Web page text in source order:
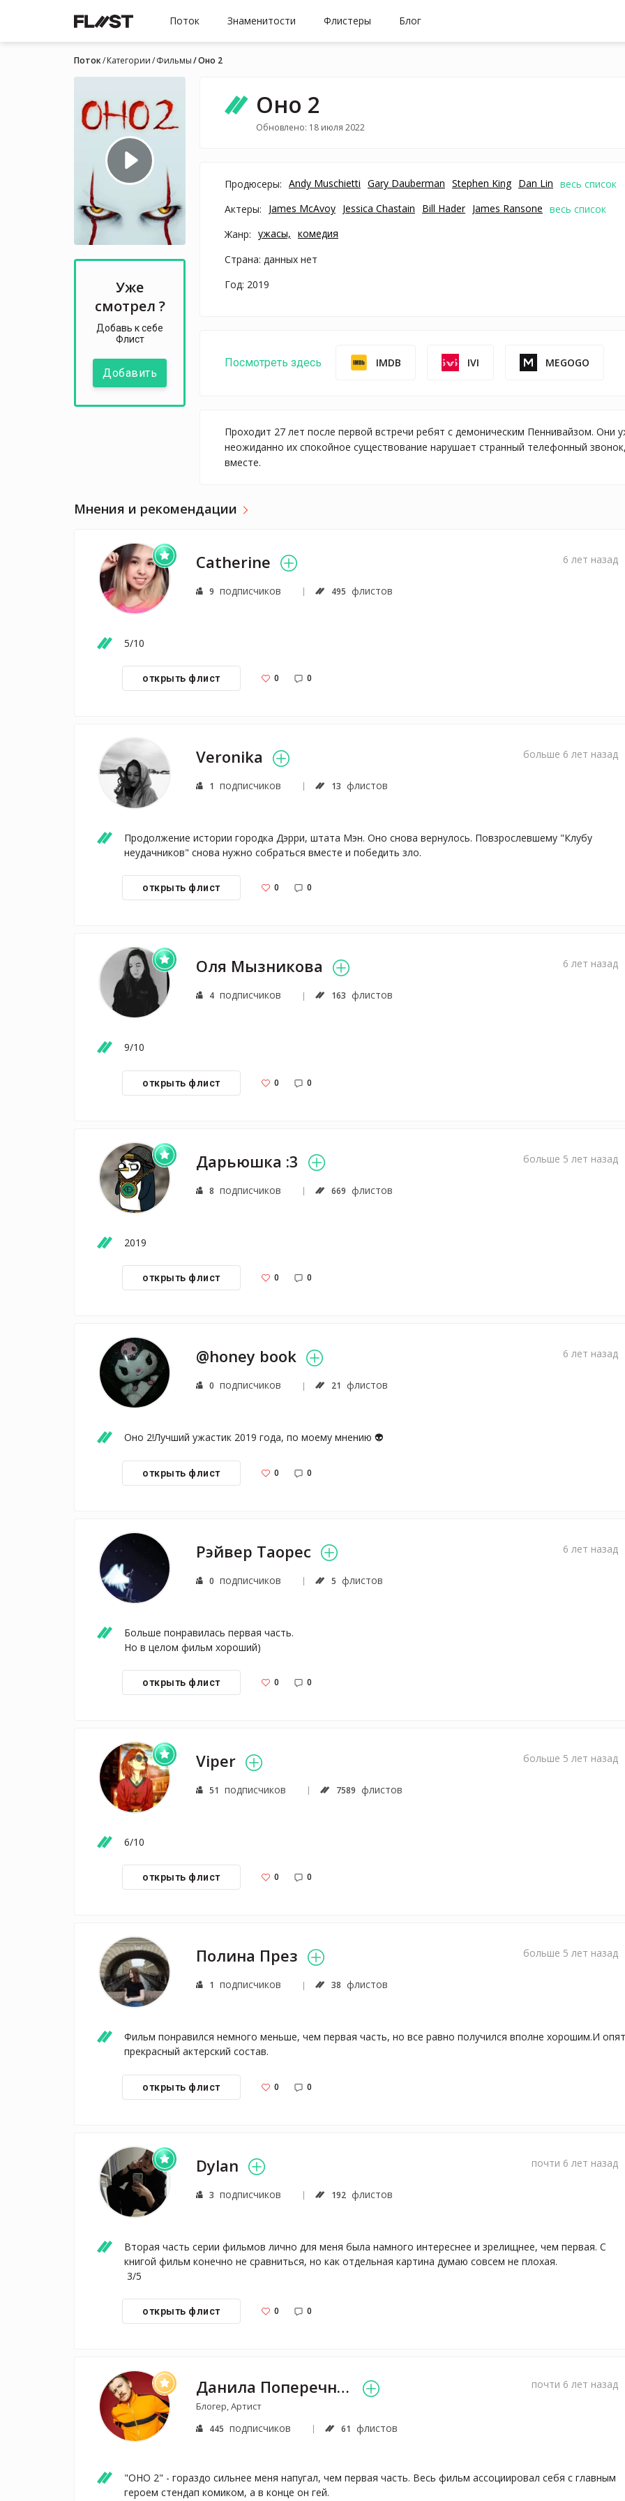
Поток Знаменитости Флистеры Блог
Поток Категории Фильмы Оно 2
Уже
смотрел ?
Добавь к себе
Флист
Добавить
Оно 2
Обновлено: 18 июля 2022
Продюсеры: Andy Muschietti Gary Dauberman Stephen King Dan Lin весь список
Актеры:
James McAvoy Jessica Chastain Bill Hader James Ransone весь список
Жанр: ужасы, комедия
Страна: данных нет
Год: 2019
Посмотреть здесь IMDB IVI MEGOGO
Проходит 27 лет после первой встречи ребят с демоническим Пеннивайзом. Они
неожиданно их спокойное существование нарушает странный телефонный
вместе.
Мнения и рекомендации
Catherine
9 подписчиков 495 флистов
6 лет назад
5/10
открыть флист 0 0
Veronika
1 подписчиков 13 флистов
больше 6 лет назад
Продолжение истории городка Дэрри, штата Мэн. Оно снова вернулось. Повзрослевшему "Клубу
неудачников" снова нужно собраться вместе и победить зло.
открыть флист 0 0
Оля Мызникова
4 подписчиков 163 флистов
6 лет назад
9/10
открыть флист 0 0
Дарьюшка :3
8 подписчиков 669 флистов
больше 5 лет назад
2019
открыть флист 0 0
@honey book
0 подписчиков 21 флистов
6 лет назад
Оно 2!Лучший ужастик 2019 года, по моему мнению 👽
открыть флист 0 0
Рэйвер Таорес
0 подписчиков 5 флистов
6 лет назад
Больше понравилась первая часть.
Но в целом фильм хороший)
открыть флист 0 0
Viper
51 подписчиков 7589 флистов
больше 5 лет назад
6/10
открыть флист 0 0
Полина През
1 подписчиков 38 флистов
больше 5 лет назад
Фильм понравился немного меньше, чем первая часть, но все равно получился вполне хорошим.И
открыть флист 0 0
Dylan
3 подписчиков 192 флистов
почти 6 лет назад
Вторая часть серии фильмов лично для меня была намного интереснее и зрелищнее, чем первая. С
книгой фильм конечно не сравниться, но как отдельная картина думаю совсем не плохая.
3/5
открыть флист 0 0
Данила Поперечный
Блогер, Артист
445 подписчиков 61 флистов
почти 6 лет назад
"ОНО 2" - гораздо сильнее меня напугал, чем первая часть. Весь фильм ассоциировал себя с главным
героем стендап комиком, а в конце он гей.